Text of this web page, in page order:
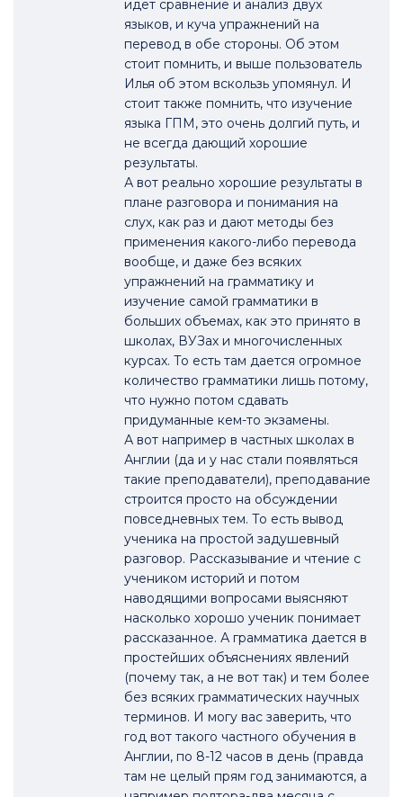
идет сравнение и анализ двух
языков, и куча упражнений на
перевод в обе стороны. Об этом
стоит помнить, и выше пользователь
Илья об этом вскользь упомянул. И
стоит также помнить, что изучение
языка ГПМ, это очень долгий путь, и
не всегда дающий хорошие
результаты.
А вот реально хорошие результаты в
плане разговора и понимания на
слух, как раз и дают методы без
применения какого-либо перевода
вообще, и даже без всяких
упражнений на грамматику и
изучение самой грамматики в
больших объемах, как это принято в
школах, ВУЗах и многочисленных
курсах. То есть там дается огромное
количество грамматики лишь потому,
что нужно потом сдавать
придуманные кем-то экзамены.
А вот например в частных школах в
Англии (да и у нас стали появляться
такие преподаватели), преподавание
строится просто на обсуждении
повседневных тем. То есть вывод
ученика на простой задушевный
разговор. Рассказывание и чтение с
учеником историй и потом
наводящими вопросами выясняют
насколько хорошо ученик понимает
рассказанное. А грамматика дается в
простейших объяснениях явлений
(почему так, а не вот так) и тем более
без всяких грамматических научных
терминов. И могу вас заверить, что
год вот такого частного обучения в
Англии, по 8-12 часов в день (правда
там не целый прям год занимаются, а